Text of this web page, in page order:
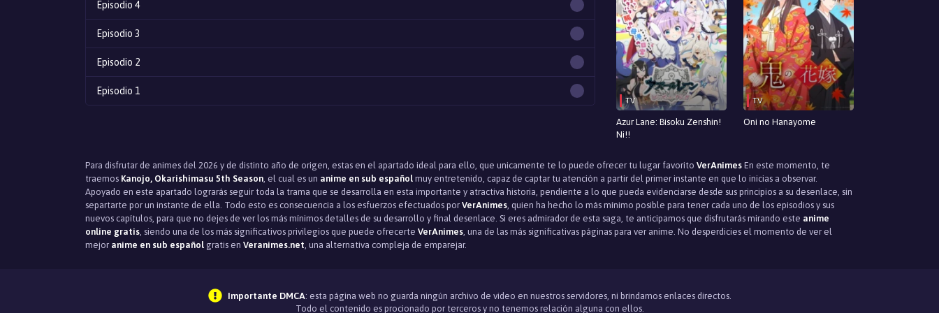
Episodio 4
Episodio 3
Episodio 2
Episodio 1
TV
Azur Lane: Bisoku Zenshin!
Ni!!
TV
Oni no Hanayome
Para disfrutar de animes del 2026 y de distinto año de origen, estas en el apartado ideal para ello, que unicamente te lo puede ofrecer tu lugar favorito VerAnimes En este momento, te
traemos Kanojo, Okarishimasu 5th Season, el cual es un anime en sub español muy entretenido, capaz de captar tu atención a partir del primer instante en que lo inicias a observar.
Apoyado en este apartado lograrás seguir toda la trama que se desarrolla en esta importante y atractiva historia, pendiente a lo que pueda evidenciarse desde sus principios a su desenlace, sin
separtarte por un instante de ella. Todo esto es consecuencia a los esfuerzos efectuados por VerAnimes, quien ha hecho lo más mínimo posible para tener cada uno de los episodios y sus
nuevos capítulos, para que no dejes de ver los más mínimos detalles de su desarrollo y final desenlace. Si eres admirador de esta saga, te anticipamos que disfrutarás mirando este anime
online gratis, siendo una de los más significativos privilegios que puede ofrecerte VerAnimes, una de las más significativas páginas para ver anime. No desperdicies el momento de ver el
mejor anime en sub español gratis en Veranimes.net, una alternativa compleja de emparejar.
Importante DMCA: esta página web no guarda ningún archivo de video en nuestros servidores, ni brindamos enlaces directos.
Todo el contenido es procionado por terceros y no tenemos relación alguna con ellos.